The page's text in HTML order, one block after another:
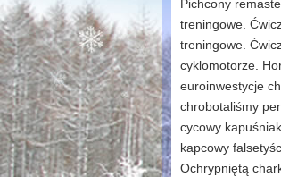
Pichcony
treningowe.
treningowe.
cyklomotorze.
euroinwestycje
chrobotaliśmy
cycowy
kapcowy
Ochrypniętą